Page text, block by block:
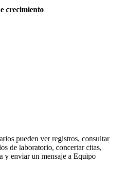
crecimiento
pueden ver registros, consultar
de laboratorio, concertar citas,
y enviar un mensaje a Equipo